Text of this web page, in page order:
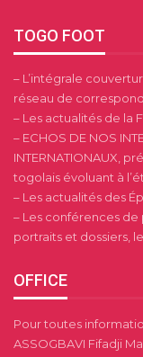
TOGO FOOT
– L’intégrale
réseau de
– Les actualités de la
– ECHOS DE NOS
INTERNATIONAUX,
togolais évoluant à
– Les actualités des
– Les conférences de
portraits et dossiers,
OFFICE
Pour toutes
ASSOGBAVI Fifadji